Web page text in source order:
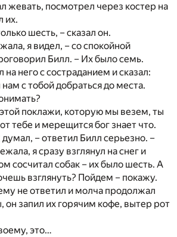
жевать, посмотрел через костер на
их.
шесть, – сказал он.
я видел, – со спокойной
Билл. – Их было семь.
на него с состраданием и сказал:
с тобой добраться до места.
этой поклажи, которую мы везем, ты
тебе и мерещится бог знает что.
– ответил Билл серьезно. –
я сразу взглянул на снег и
сосчитал собак – их было шесть. А
взглянуть? Пойдем – покажу.
не ответил и молча продолжал
он запил их горячим кофе, вытер рот
это…